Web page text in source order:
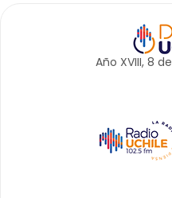
Año XVIII, 8 de